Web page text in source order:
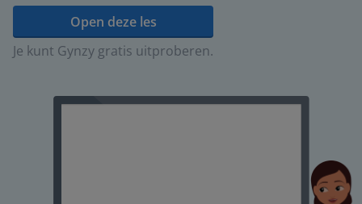
Open deze les
Je kunt Gynzy gratis uitproberen.